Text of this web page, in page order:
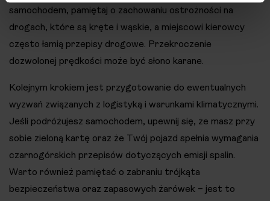
samochodem, pamiętaj o zachowaniu ostrożności na
drogach, które są kręte i wąskie, a miejscowi kierowcy
często łamią przepisy drogowe​. Przekroczenie
dozwolonej prędkości może być słono karane.
Kolejnym krokiem jest przygotowanie do ewentualnych
wyzwań związanych z logistyką i warunkami klimatycznymi.
Jeśli podróżujesz samochodem, upewnij się, że masz przy
sobie zieloną kartę oraz że Twój pojazd spełnia wymagania
czarnogórskich przepisów dotyczących emisji spalin.
Warto również pamiętać o zabraniu trójkąta
bezpieczeństwa oraz zapasowych żarówek – jest to